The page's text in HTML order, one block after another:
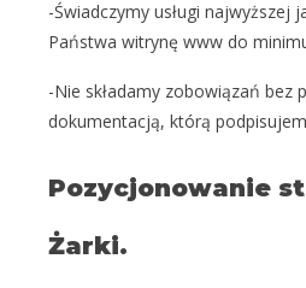
-Świadczymy usługi
Państwa witrynę www do
-Nie składamy zobowiązań bez
dokumentacją, którą
Pozycjonowanie
Żarki.